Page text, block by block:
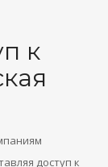
к
доступ к